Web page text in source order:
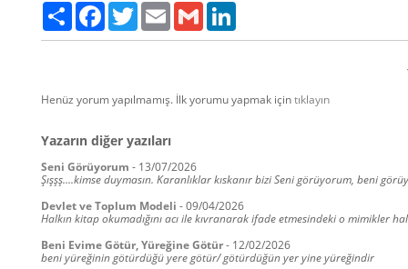
Paylaş FacebookTwitter Email Gmail
Henüz yorum yapılmamış. İlk yorumu yapmak içintıklayın
Yazarın diğer yazıları
Seni Görüyorum - 13/07/2026
Şışşş....kimse duymasın. Karanlıklar kıskanır bizi Seni görüyorum, beni
Devlet ve Toplum Modeli -09/04/2026
Halkın kitap okumadığını acı ile kıvranarak ifade etmesindeki o mimikler
Beni Evime Götür, Yüreğine Götür- 12/02/2026
beni yüreğinin götürdüğü yere götür/ götürdüğün yer yine yüreğindir